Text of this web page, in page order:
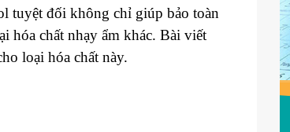
tuyệt đối không chỉ giúp bảo toàn
hóa chất nhạy ẩm khác. Bài viết
loại hóa chất này.